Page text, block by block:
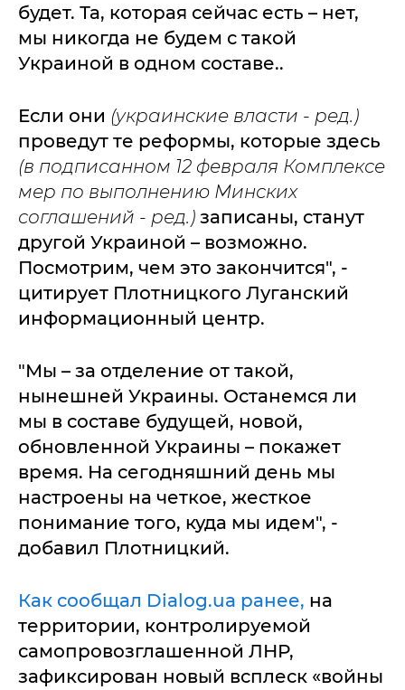
будет. Та, которая сейчас есть – нет,
мы никогда не будем с такой
Украиной в одном составе..
Если они (украинские власти - ред.)
проведут те реформы, которые здесь
(в подписанном 12 февраля Комплексе
мер по выполнению Минских
соглашений - ред.) записаны, станут
другой Украиной – возможно.
Посмотрим, чем это закончится", -
цитирует Плотницкого Луганский
информационный центр.
"Мы – за отделение от такой,
нынешней Украины. Останемся ли
мы в составе будущей, новой,
обновленной Украины – покажет
время. На сегодняшний день мы
настроены на четкое, жесткое
понимание того, куда мы идем", -
добавил Плотницкий.
Как сообщал Dialog.ua ранее, на
территории, контролируемой
самопровозглашенной ЛНР,
зафиксирован новый всплеск «войны